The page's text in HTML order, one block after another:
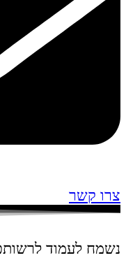
צרו קשר
נשמח לעמוד